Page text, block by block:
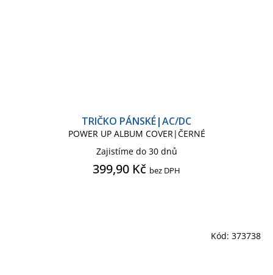
TRIČKO PÁNSKÉ|AC/DC
POWER UP ALBUM COVER|ČERNÉ
Zajistíme do 30 dnů
399,90 Kč bez DPH
Kód: 373738